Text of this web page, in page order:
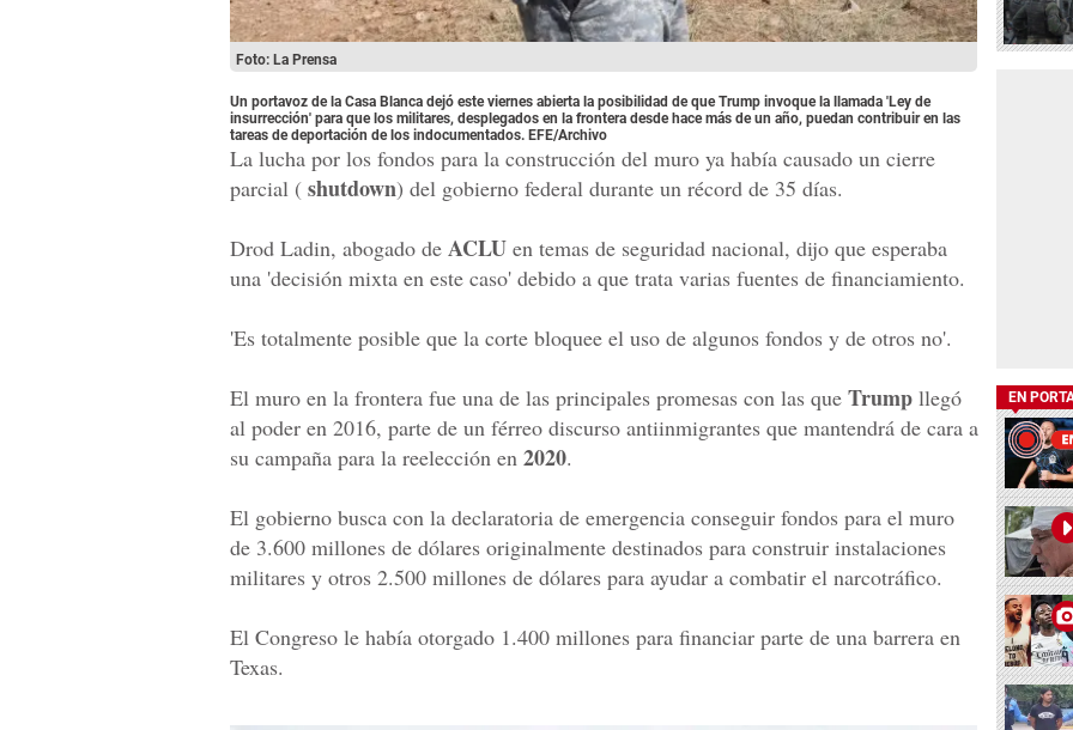
Foto: La Prensa
Un portavoz de la Casa Blanca dejó este viernes abierta la posibilidad de que Trump invoque la llamada 'Ley de
insurrección' para que los militares, desplegados en la frontera desde hace más de un año, puedan contribuir en las
tareas de deportación de los indocumentados. EFE/Archivo
La lucha por los fondos para la construcción del muro ya había causado un cierre
parcial ( shutdown) del gobierno federal durante un récord de 35 días.
Drod Ladin, abogado de ACLU en temas de seguridad nacional, dijo que esperaba
una 'decisión mixta en este caso' debido a que trata varias fuentes de financiamiento.
'Es totalmente posible que la corte bloquee el uso de algunos fondos y de otros no'.
El muro en la frontera fue una de las principales promesas con las que Trump llegó
al poder en 2016, parte de un férreo discurso antiinmigrantes que mantendrá de cara a
su campaña para la reelección en 2020.
El gobierno busca con la declaratoria de emergencia conseguir fondos para el muro
de 3.600 millones de dólares originalmente destinados para construir instalaciones
militares y otros 2.500 millones de dólares para ayudar a combatir el narcotráfico.
El Congreso le había otorgado 1.400 millones para financiar parte de una barrera en
Texas.
EN